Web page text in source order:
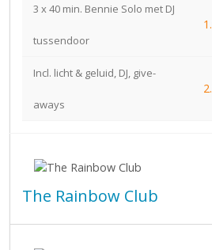
3 x 40 min. Bennie Solo met DJ
tussendoor
Incl. licht & geluid, DJ, give-
aways
The Rainbow Club